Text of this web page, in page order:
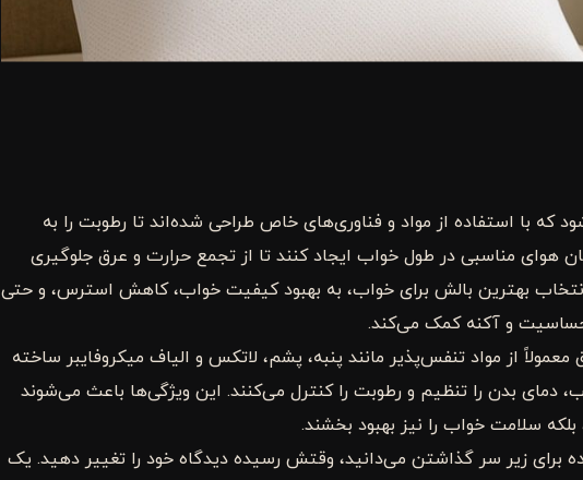
با استفاده از مواد و فناوری‌های خاص طراحی شده‌اند تا رطوبت را به
مناسبی در طول خواب ایجاد کنند تا از تجمع حرارت و عرق جلوگیری
بهترین بالش برای خواب، به بهبود کیفیت خواب، کاهش استرس، و حتی
حساسیت و آکنه کمک می‌کند.
از مواد تنفس‌پذیر مانند پنبه، پشم، لاتکس و الیاف میکروفایبر ساخته
دمای بدن را تنظیم و رطوبت را کنترل می‌کنند. این ویژگی‌ها باعث می‌شوند
سلامت خواب را نیز بهبود بخشند.
برای زیر سر گذاشتن می‌دانید، وقتش رسیده دیدگاه خود را تغییر دهید. یک